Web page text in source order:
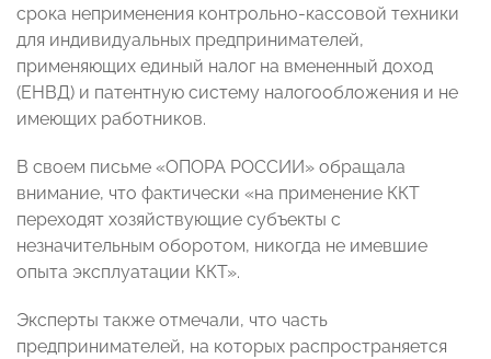
срока неприменения контрольно-кассовой техники
для индивидуальных предпринимателей,
применяющих единый налог на вмененный доход
(ЕНВД) и патентную систему налогообложения и не
имеющих работников.
В своем письме «ОПОРА РОССИИ» обращала
внимание, что фактически «на применение ККТ
переходят хозяйствующие субъекты с
незначительным оборотом, никогда не имевшие
опыта эксплуатации ККТ».
Эксперты также отмечали, что часть
предпринимателей, на которых распространяется